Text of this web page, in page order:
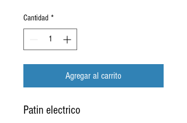
Cantidad *
Agregar al carrito
Patin electrico